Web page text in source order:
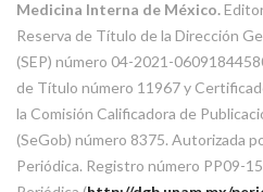
Medicina Interna de México.
Reserva de Título de la Dirección
(SEP) número 04-2021-
de Título número 11967 y
la Comisión Calificadora de
(SeGob) número 8375. Autorizada
Periódica. Registro número PP09-